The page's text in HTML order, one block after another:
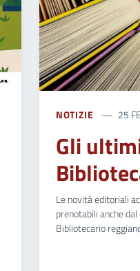
NOTIZIE 25
Gli
Le novità editoriali
prenotabili anche
Bibliotecario